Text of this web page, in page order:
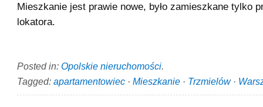
Mieszkanie jest prawie nowe, było zamieszkane tylko
lokatora.
Posted in: Opolskie nieruchomości.
Tagged: apartamentowiec · Mieszkanie · Trzmielów·